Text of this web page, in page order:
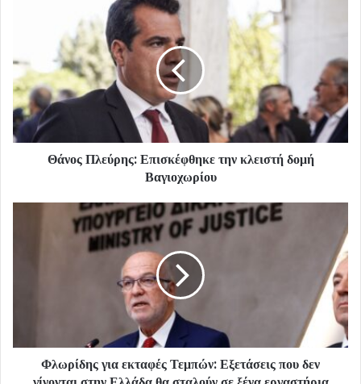
Θάνος Πλεύρης: Επισκέφθηκε την κλειστή δομή
Βαγιοχωρίου
Φλωρίδης για εκταφές Τεμπών: Εξετάσεις που δεν